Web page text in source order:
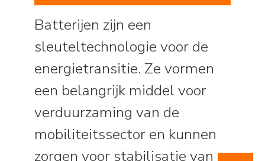
Batterijen zijn een
sleuteltechnologie voor de
energietransitie. Ze vormen
een belangrijk middel voor
verduurzaming van de
mobiliteitssector en kunnen
zorgen voor stabilisatie van